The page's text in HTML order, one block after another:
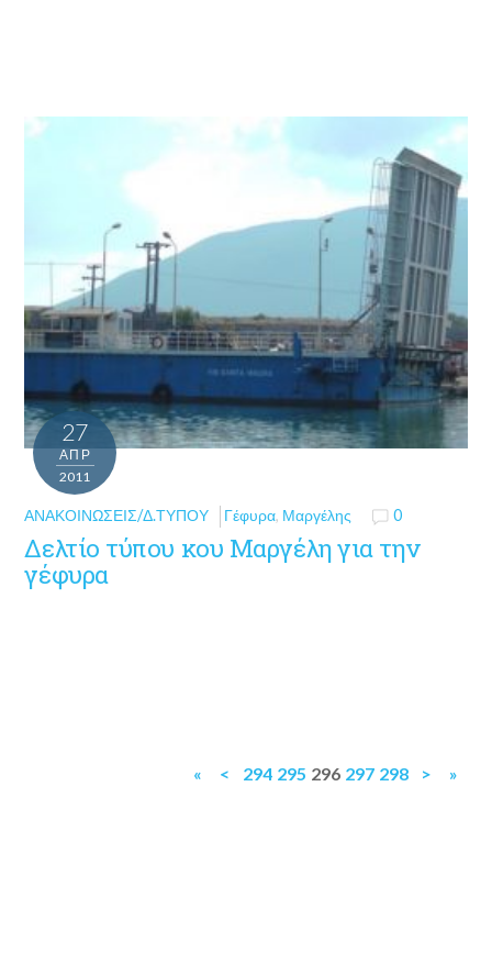
27
ΑΠΡ
2011
ΑΝΑΚΟΙΝΏΣΕΙΣ/Δ.ΤΎΠΟΥ Γέφυρα, Μαργέλης 0
Δελτίο τύπου κου Μαργέλη για την
γέφυρα
« < 294 295 296 297 298 > »